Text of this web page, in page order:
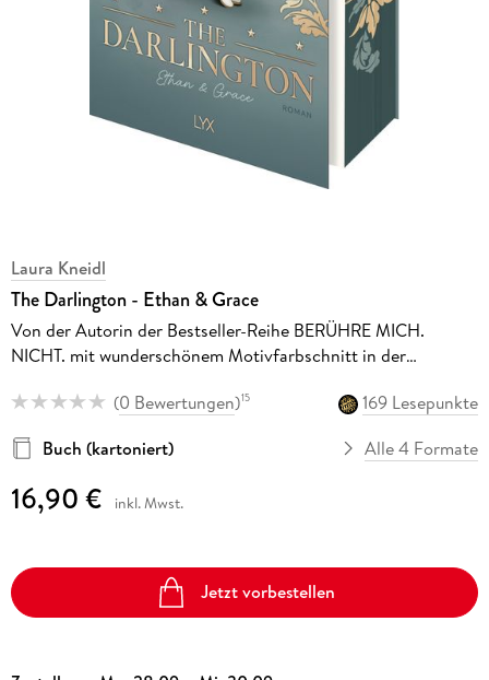
Laura Kneidl
The Darlington - Ethan & Grace
Von der Autorin der Bestseller-Reihe BERÜHRE MICH.
NICHT. mit wunderschönem Motivfarbschnitt in der
(0 Bewertungen)15
169 Lesepunkte
Buch (kartoniert)
Alle 4 Formate
16,90 € inkl. Mwst.
Jetzt vorbestellen